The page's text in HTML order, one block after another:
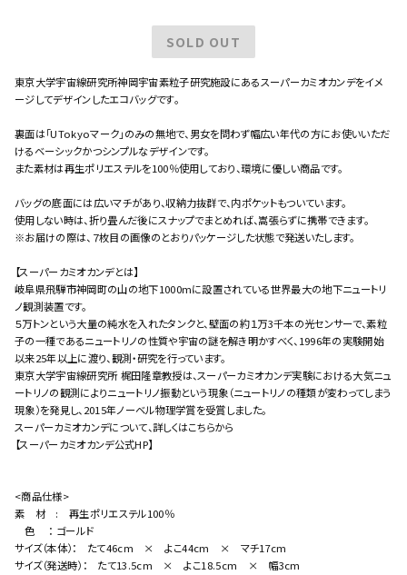
SOLD OUT
カートへ進む
東京大学宇宙線研究所神岡宇宙素粒子研究施設にあるスーパーカミオカンデをイメ
ージしてデザインしたエコバッグです。
裏面は「UTokyoマーク」のみの無地で、男女を問わず幅広い年代の方にお使いいただ
けるベーシックかつシンプルなデザインです。
また素材は再生ポリエステルを100％使用しており、環境に優しい商品です。
バッグの底面には広いマチがあり、収納力抜群で、内ポケットもついています。
使用しない時は、折り畳んだ後にスナップでまとめれば、嵩張らずに携帯できます。
※お届けの際は、７枚目の画像のとおりパッケージした状態で発送いたします。
【スーパーカミオカンデとは】
岐阜県飛騨市神岡町の山の地下1000mに設置されている世界最大の地下ニュートリ
ノ観測装置です。
５万トンという大量の純水を入れたタンクと、壁面の約１万3千本の光センサーで、素粒
子の一種であるニュートリノの性質や宇宙の謎を解き明かすべく、1996年の実験開始
以来25年以上に渡り、観測・研究を行っています。
東京大学宇宙線研究所 梶田隆章教授は、スーパーカミオカンデ実験における大気ニュ
ートリノの観測によりニュートリノ振動という現象（ニュートリノの種類が変わってしまう
現象）を発見し、2015年ノーベル物理学賞を受賞しました。
スーパーカミオカンデについて、詳しくはこちらから
【スーパーカミオカンデ公式HP】
<商品仕様>
素 材 : 再生ポリエステル100％
色 ： ゴールド
サイズ（本体）： たて46cm × よこ44cm × マチ17cm
サイズ（発送時）： たて13.5cm × よこ18.5cm × 幅3cm